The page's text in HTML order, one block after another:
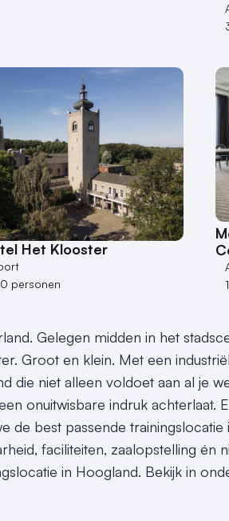
Het Klooster
personen
Gelegen midden in het
Groot en klein. Met een
die niet alleen voldoet aan al je
onuitwisbare indruk achterlaat.
de best passende
faciliteiten, zaalopstelling én
in Hoogland. Bekijk in